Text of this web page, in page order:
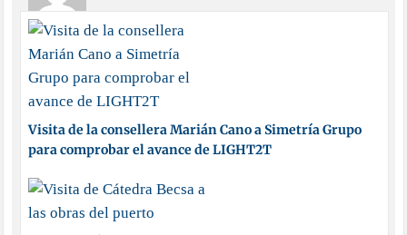
Visita de la consellera Marián Cano a Simetría Grupo
para comprobar el avance de LIGHT2T